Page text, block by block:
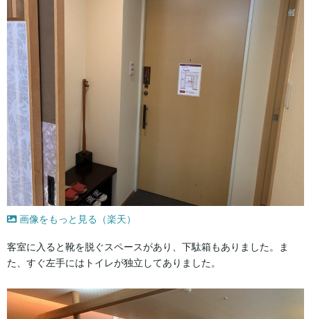
画像をもっと見る（楽天）
客室に入ると靴を脱ぐスペースがあり、下駄箱もありました。ま
た、すぐ左手にはトイレが独立してありました。